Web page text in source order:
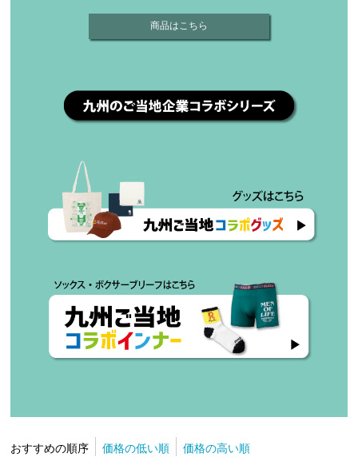
商品はこちら
おすすめの順序 価格の低い順
価格の高い順